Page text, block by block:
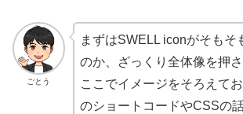
ごとう
まずはSWELL iconがそもそ
のか、ざっくり全体像を押さ
ここでイメージをそろえて
のショートコードやCSSの